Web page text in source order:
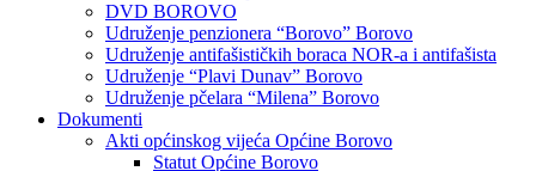
DVD BOROVO
Udruženje penzionera “Borovo” Borovo
Udruženje antifašističkih boraca NOR-a i antifašista
Udruženje “Plavi Dunav” Borovo
Udruženje pčelara “Milena” Borovo
Dokumenti
Akti općinskog vijeća Općine Borovo
Statut Općine Borovo